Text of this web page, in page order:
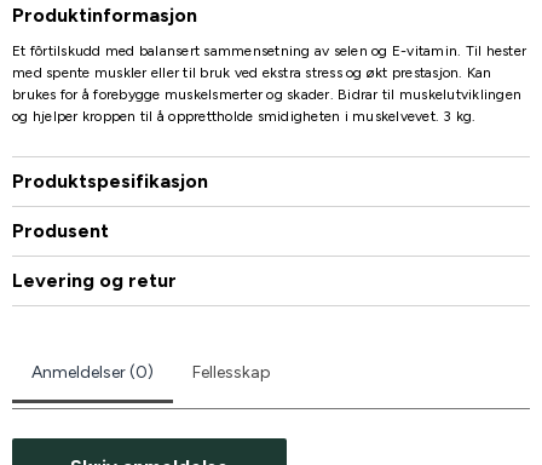
Produktinformasjon
Et fôrtilskudd med balansert sammensetning av selen og E-vitamin. Til hester
med spente muskler eller til bruk ved ekstra stress og økt prestasjon. Kan
brukes for å forebygge muskelsmerter og skader. Bidrar til muskelutviklingen
og hjelper kroppen til å opprettholde smidigheten i muskelvevet. 3 kg.
Produktspesifikasjon
Produsent
Levering og retur
Anmeldelser (0) Fellesskap